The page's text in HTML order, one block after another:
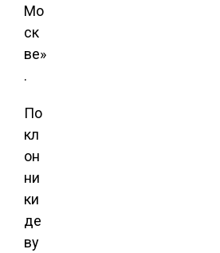
Мо
ск
ве»
.
По
кл
он
ни
ки
де
ву